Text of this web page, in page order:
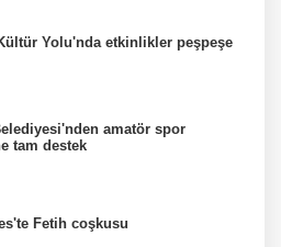
Yolu'nda etkinlikler peşpeşe
amatör spor
tam destek
Fetih coşkusu